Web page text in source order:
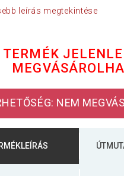
leírás megtekintése
TERMÉK
NEM